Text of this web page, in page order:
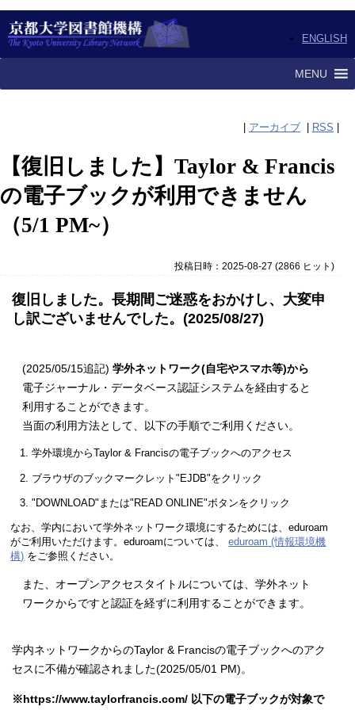
ENGLISH
MENU
アーカイブ RSS
【復旧しました】Taylor & Francis
の電子ブックが利用できません
（5/1 PM~）
投稿日時：2025-08-27 (2866 ヒット )
復旧しました。長期間ご迷惑をおかけし、大変申
し訳ございませんでした。(2025/08/27)
(2025/05/15追記)学外ネットワーク(自宅やスマホ等)から
電子ジャーナル・データベース認証システムを経由すると
利用することができます。
当面の利用方法として、以下の手順でご利用ください。
学外環境からTaylor & Francisの電子ブックへのアクセス
ブラウザのブックマークレット"EJDB"をクリック
"DOWNLOAD"または"READ ONLINE"ボタンをクリック
なお、学内において学外ネットワーク環境にするためには、eduroam
がご利用いただけます。eduroamについては、eduroam (情報環境機
構) をご参照ください。
また、オープンアクセスタイトルについては、学外ネット
ワークからですと認証を経ずに利用することができます。
学内ネットワークからのTaylor & Francisの電子ブックへのアク
セスに不備が確認されました(2025/05/01 PM)。
※https://www.taylorfrancis.com/ 以下の電子ブックが対象で